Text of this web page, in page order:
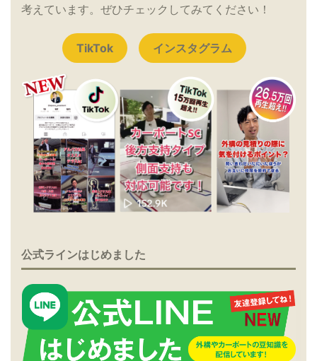
考えています。ぜひチェックしてみてください！
TikTok インスタグラム
公式ラインはじめました